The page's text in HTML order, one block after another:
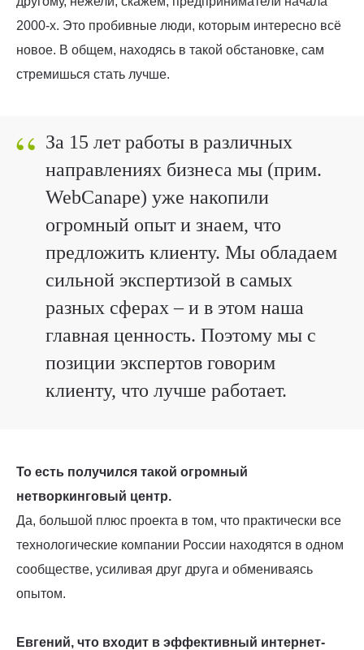
2000-х. Это пробивные люди, которым интересно всё
новое. В общем, находясь в такой обстановке, сам
стремишься стать лучше.
“ За 15 лет работы в различных
направлениях бизнеса мы (прим.
WebCanape) уже накопили
огромный опыт и знаем, что
предложить клиенту. Мы обладаем
сильной экспертизой в самых
разных сферах – и в этом наша
главная ценность. Поэтому мы с
позиции экспертов говорим
клиенту, что лучше работает.
То есть получился такой огромный
нетворкинговый центр.
Да, большой плюс проекта в том, что практически все
технологические компании России находятся в одном
сообществе, усиливая друг друга и обмениваясь
опытом.
Евгений, что входит в эффективный интернет-